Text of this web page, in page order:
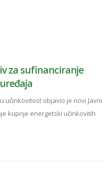
za sufinanciranje
učinkovitost objavio je novi Javni
kupnje energetski učinkovitih